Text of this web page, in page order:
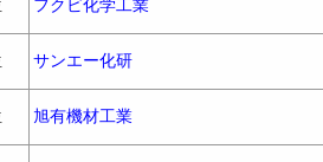
フクビ化学工業
サンエー化研
旭有機材工業